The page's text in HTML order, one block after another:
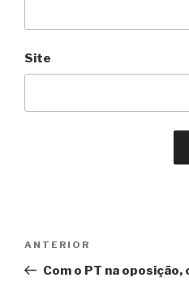
Site
Post
Anterior
ANTERIOR
Com o PT na oposição,